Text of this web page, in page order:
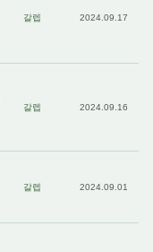
갈렙 2024.09.17
갈렙 2024.09.16
갈렙 2024.09.01